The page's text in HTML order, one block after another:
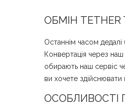
ОБМІН TETHER
Останнім часом
Конвертація через
обирають наш сервіс
ви хочете
ОСОБЛИВОСТІ